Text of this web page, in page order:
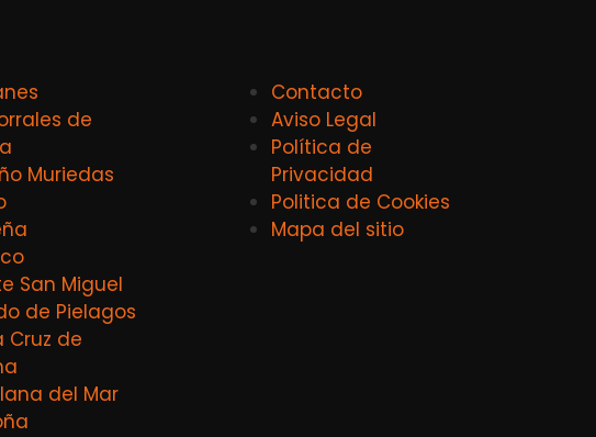
de
Muriedas
San Miguel
de Pielagos
Cruz de
del Mar
Contacto
Aviso Legal
Política de
Privacidad
Politica de Cookies
Mapa del sitio